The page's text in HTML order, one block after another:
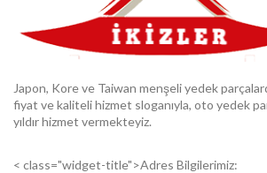
Japon, Kore ve Taiwan menşeli yedek
fiyat ve kaliteli hizmet sloganıyla, oto yedek
yıldır hizmet vermekteyiz.
< class="widget-title">Adres Bilgilerimiz: